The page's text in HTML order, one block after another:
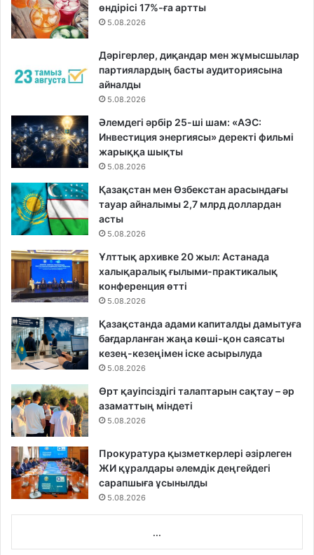
өндірісі 17%-ға артты
5.08.2026
Дәрігерлер, диқандар мен жұмысшылар
партиялардың басты аудиториясына
айналды
5.08.2026
Әлемдегі әрбір 25-ші шам: «АЭС:
Инвестиция энергиясы» деректі фильмі
жарыққа шықты
5.08.2026
Қазақстан мен Өзбекстан арасындағы
тауар айналымы 2,7 млрд доллардан
асты
5.08.2026
Ұлттық архивке 20 жыл: Астанада
халықаралық ғылыми-практикалық
конференция өтті
5.08.2026
Қазақстанда адами капиталды дамытуға
бағдарланған жаңа көші-қон саясаты
кезең-кезеңімен іске асырылуда
5.08.2026
Өрт қауіпсіздігі талаптарын сақтау – әр
азаматтың міндеті
5.08.2026
Прокуратура қызметкерлері әзірлеген
ЖИ құралдары әлемдік деңгейдегі
сарапшыға ұсынылды
5.08.2026
...